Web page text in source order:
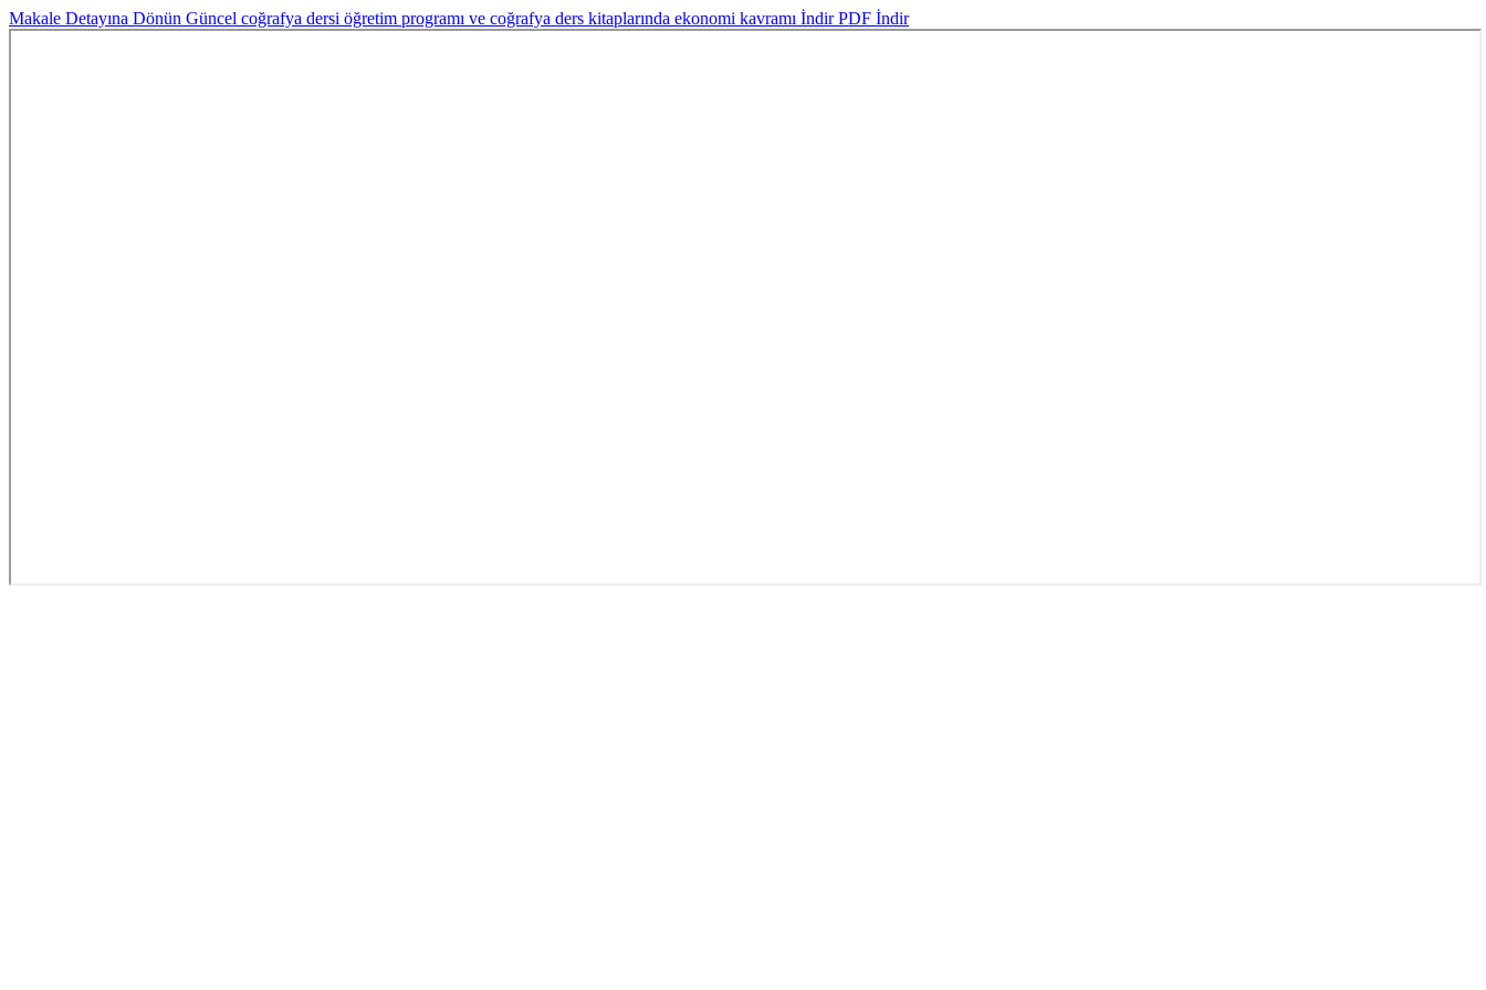
Makale Detayına Dönün Güncel coğrafya dersi öğretim programı ve coğrafya ders kitaplarında ekonomi kavramı İndirPDF İndir